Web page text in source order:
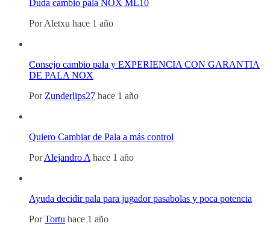
Duda cambio pala NOX ML10
PorAletxu hace 1 año
Consejo cambio pala y EXPERIENCIA CON GARANTIA
DE PALA NOX
Por Zunderlips27 hace 1 año
Quiero Cambiar de Pala a más control
PorAlejandro A hace 1 año
Ayuda decidir pala para jugador pasabolas y poca potencia
PorTortu hace 1 año